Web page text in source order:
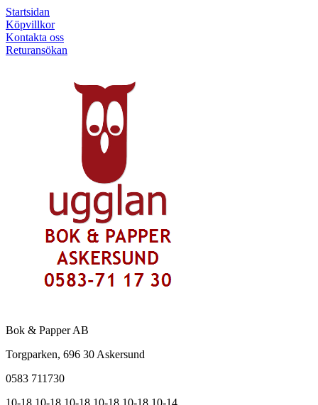
Startsidan
Köpvillkor
Kontakta oss
Returansökan
Bok & Papper AB
Torgparken, 696 30 Askersund
0583 711730
10-18 10-18 10-18 10-18 10-18 10-14